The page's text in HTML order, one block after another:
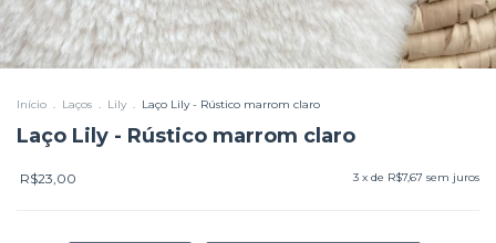
Início . Laços . Lily . Laço Lily - Rústico marrom claro
Laço Lily - Rústico marrom claro
R$23,00 3 x de R$7,67 sem juros